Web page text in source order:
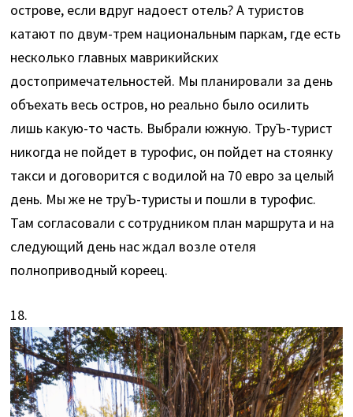
острове, если вдруг надоест отель? А туристов
катают по двум-трем национальным паркам, где есть
несколько главных маврикийских
достопримечательностей. Мы планировали за день
объехать весь остров, но реально было осилить
лишь какую-то часть. Выбрали южную. ТруЪ-турист
никогда не пойдет в турофис, он пойдет на стоянку
такси и договорится с водилой на 70 евро за целый
день. Мы же не труЪ-туристы и пошли в турофис.
Там согласовали с сотрудником план маршрута и на
следующий день нас ждал возле отеля
полноприводный кореец.
18.